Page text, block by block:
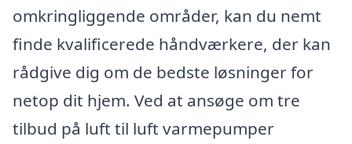
omkringliggende områder, kan du nemt
finde kvalificerede håndværkere, der kan
rådgive dig om de bedste løsninger for
netop dit hjem. Ved at ansøge om tre
tilbud på luft til luft varmepumper